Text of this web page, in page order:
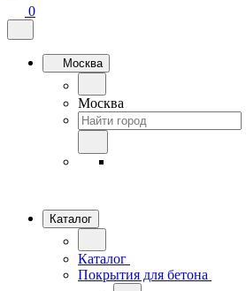
0
Москва
Москва
Каталог
Каталог
Покрытия для бетона